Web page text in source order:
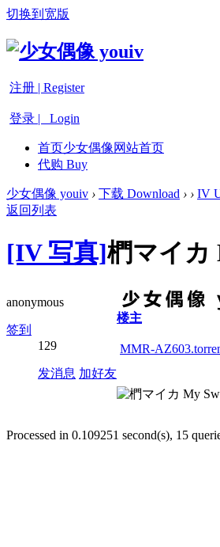
切换到宽版
注册 | Register
登录 | Login
首页少女偶像网站首页
代购 Buy
少女偶像 youiv › 下载 Download › › IV
返回列表
[IV 写真]椚マイカ
anonymous
签到
129
发消息 加好友
楼主
MMR-
Processed in 0.109251 second(s), 15